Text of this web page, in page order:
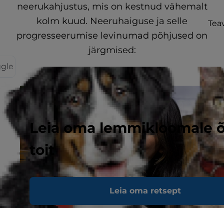
Leia oma lemmikloomale
toit
Leia oma retsept
neerukahjustus, mis on kestnud vähemalt
kolm kuud. Neeruhaiguse ja selle
progresseerumise levinumad põhjused on
järgmised: